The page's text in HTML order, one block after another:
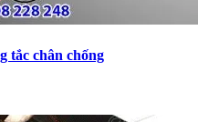
tắc chân chống